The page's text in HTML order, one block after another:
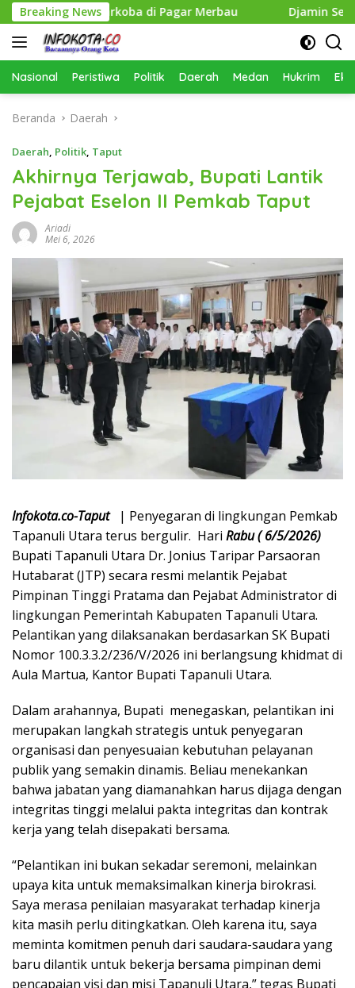
Langsung
ke
konten
Breaking News
Narkoba di Pagar Merbau Djamin Setia
Nasional Peristiwa Politik Daerah Medan Hukrim
Beranda Daerah
Daerah, Politik, Taput
Akhirnya Terjawab, Bupati Lantik
Pejabat Eselon II Pemkab Taput
Ariadi
Mei 6, 2026
Infokota.co-Taput| ‎Penyegaran di lingkungan Pemkab
Tapanuli Utara terus bergulir. Hari Rabu ( 6/5/2026)
Bupati Tapanuli Utara Dr. Jonius Taripar Parsaoran
Hutabarat (JTP) secara resmi melantik Pejabat
Pimpinan Tinggi Pratama dan Pejabat Administrator di
lingkungan Pemerintah Kabupaten Tapanuli Utara.
Pelantikan yang dilaksanakan berdasarkan SK Bupati
Nomor 100.3.3.2/236/V/2026 ini berlangsung khidmat di
Aula Martua, Kantor Bupati Tapanuli Utara.
Dalam arahannya, Bupati menegaskan, pelantikan ini
merupakan langkah strategis untuk penyegaran
organisasi dan penyesuaian kebutuhan pelayanan
publik yang semakin dinamis. Beliau menekankan
bahwa jabatan yang diamanahkan harus dijaga dengan
integritas tinggi melalui pakta integritas dan kontrak
kerja yang telah disepakati bersama.
“Pelantikan ini bukan sekadar seremoni, melainkan
upaya kita untuk memaksimalkan kinerja birokrasi.
Saya merasa penilaian masyarakat terhadap kinerja
kita masih perlu ditingkatkan. Oleh karena itu, saya
meminta komitmen penuh dari saudara-saudara yang
baru dilantik untuk bekerja bersama pimpinan demi
pencapaian visi dan misi Tapanuli Utara,” tegas Bupati